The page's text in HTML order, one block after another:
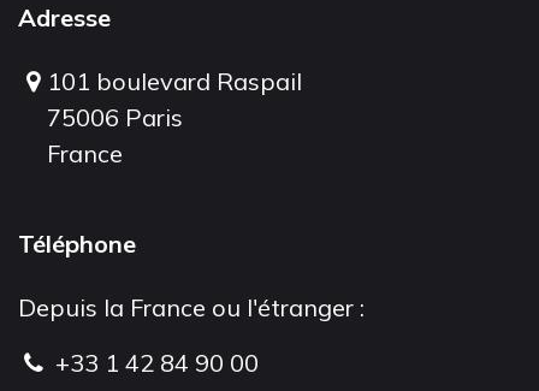
Adresse
101 boulevard Raspail
75006 Paris
France
Téléphone
Depuis la France ou l'étranger :
+33 1 42 84 90 00